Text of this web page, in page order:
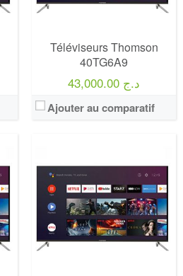
Téléviseurs Thomson
40TG6A9
43,000.00 د.ج
Ajouter au comparatif
Marque:LG
Prix:75000
Définition:UHD TV
View Details →